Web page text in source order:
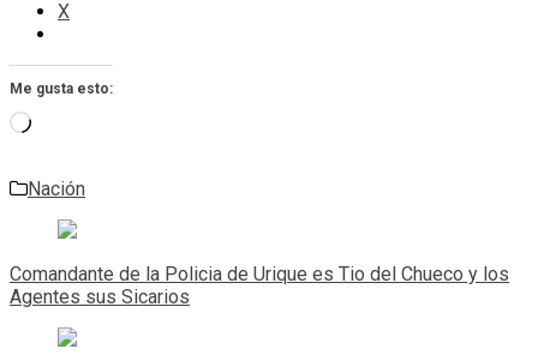
X
Me gusta esto:
Cargando...
Nación
Navegación
de
entradas
Comandante de la Policia de Urique es Tio del Chueco y los
Agentes sus Sicarios